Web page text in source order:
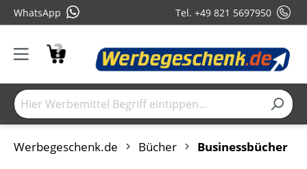
WhatsApp Tel. +49 821 5697950
Werbegeschenk.de Bücher Businessbücher